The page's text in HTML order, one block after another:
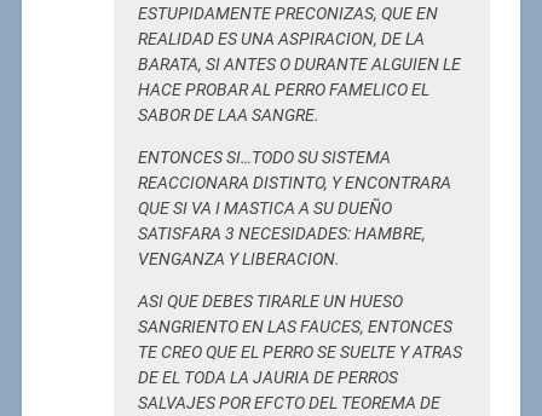
ESTUPIDAMENTE PRECONIZAS, QUE EN
REALIDAD ES UNA ASPIRACION, DE LA
BARATA, SI ANTES O DURANTE ALGUIEN LE
HACE PROBAR AL PERRO FAMELICO EL
SABOR DE LAA SANGRE.
ENTONCES SI…TODO SU SISTEMA
REACCIONARA DISTINTO, Y ENCONTRARA
QUE SI VA I MASTICA A SU DUEÑO
SATISFARA 3 NECESIDADES: HAMBRE,
VENGANZA Y LIBERACION.
ASI QUE DEBES TIRARLE UN HUESO
SANGRIENTO EN LAS FAUCES, ENTONCES
TE CREO QUE EL PERRO SE SUELTE Y ATRAS
DE EL TODA LA JAURIA DE PERROS
SALVAJES POR EFCTO DEL TEOREMA DE